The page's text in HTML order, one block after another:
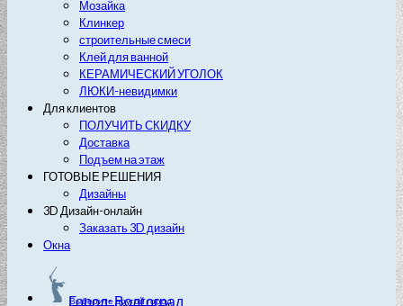
Мозайка
Клинкер
строительные смеси
Клей для ванной
КЕРАМИЧЕСКИЙ УГОЛОК
ЛЮКИ-невидимки
Для клиентов
ПОЛУЧИТЬ СКИДКУ
Доставка
Подъем на этаж
ГОТОВЫЕ РЕШЕНИЯ
Дизайны
3D Дизайн-онлайн
Заказать 3D дизайн
Окна
Город: Волгоград
Выберите другой город